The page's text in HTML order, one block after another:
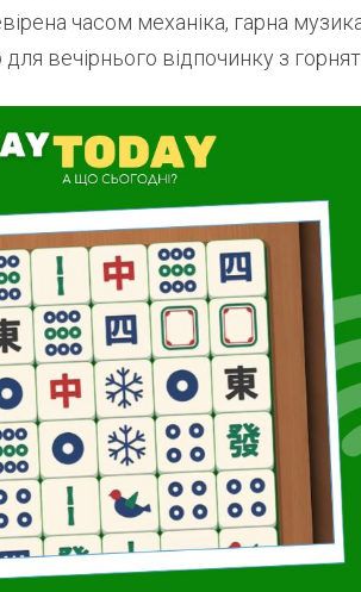
часом механіка, гарна
вечірнього відпочинку з